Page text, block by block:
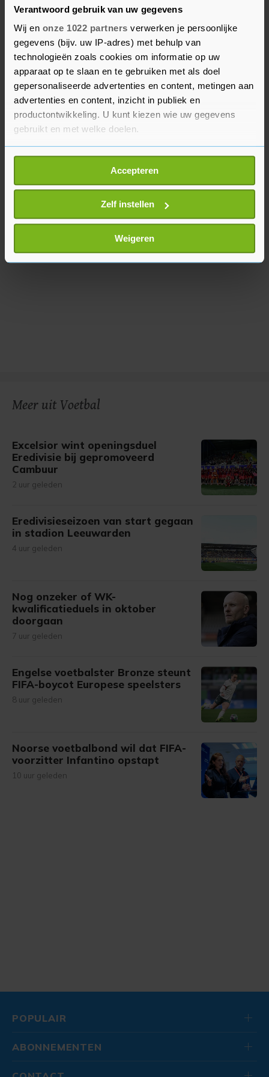
Verantwoord gebruik van uw gegevens
Wij en onze 1022 partners verwerken je persoonlijke
gegevens (bijv. uw IP-adres) met behulp van
technologieën zoals cookies om informatie op uw
apparaat op te slaan en te gebruiken met als doel
gepersonaliseerde advertenties en content, metingen aan
advertenties en content, inzicht in publiek en
productontwikkeling. U kunt kiezen wie uw gegevens
gebruikt en met welke doelen.
Als u het toestaat, willen we ook graag:
Informatie verzamelen over uw geografische
locatie, die tot een paar meter nauwkeurig kan zijn
Uw apparaat identificeren door het actief te
scannen op specifieke eigenschappen (fingerprinting)
Lees meer over hoe uw persoonlijke gegevens worden
verwerkt en stel uw voorkeuren in het
U kunt uw toestemming op elk moment wijzigen of
Accepteren
Zelf instellen
Weigeren
Moura.
Het tegen degradatie vechtende Newcastle United
was op eigen veld met 1-0 te sterk voor Aston
Villa. Captain Kieran Trippier maakte na ruim
een half uur het winnende doelpunt. Voor
Newcastle betekende het de derde opeenvolgende
zege in de Premier League. Dat was sinds
november 2018 niet meer gebeurd.
Meer uit Voetbal
Excelsior wint openingsduel
Eredivisie bij gepromoveerd
Cambuur
2 uur geleden
Eredivisieseizoen van start gegaan
in stadion Leeuwarden
4 uur geleden
Nog onzeker of WK-
kwalificatieduels in oktober
doorgaan
7 uur geleden
Engelse voetbalster Bronze steunt
FIFA-boycot Europese speelsters
8 uur geleden
Noorse voetbalbond wil dat FIFA-
voorzitter Infantino opstapt
10 uur geleden
POPULAIR
ABONNEMENTEN